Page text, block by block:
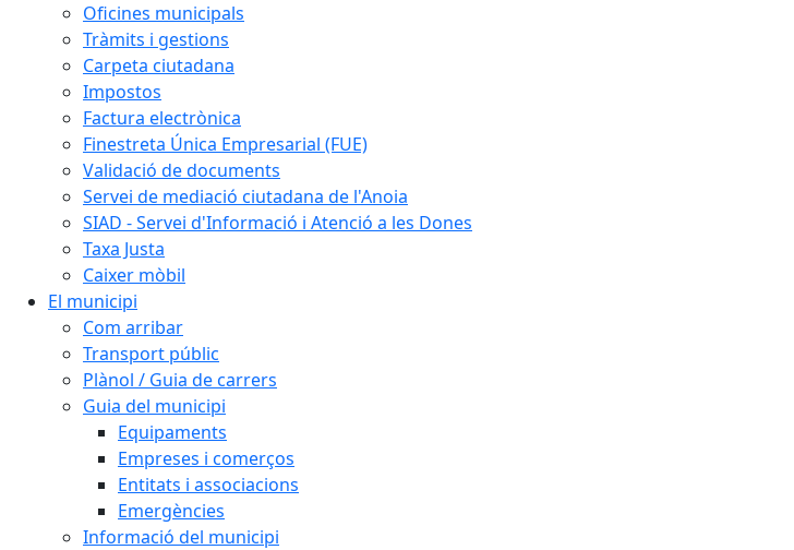
Oficines municipals
Tràmits i gestions
Carpeta ciutadana
Impostos
Factura electrònica
Finestreta Única Empresarial (FUE)
Validació de documents
Servei de mediació ciutadana de l'Anoia
SIAD - Servei d'Informació i Atenció a les Dones
Taxa Justa
Caixer mòbil
El municipi
Com arribar
Transport públic
Plànol / Guia de carrers
Guia del municipi
Equipaments
Empreses i comerços
Entitats i associacions
Emergències
Informació del municipi